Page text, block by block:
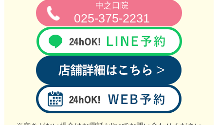
中之口院
025-375-2231